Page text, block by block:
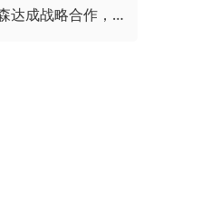
▪ 与哈金森达成战略合作，乐聚机器人何以持续获得工业巨头青睐？